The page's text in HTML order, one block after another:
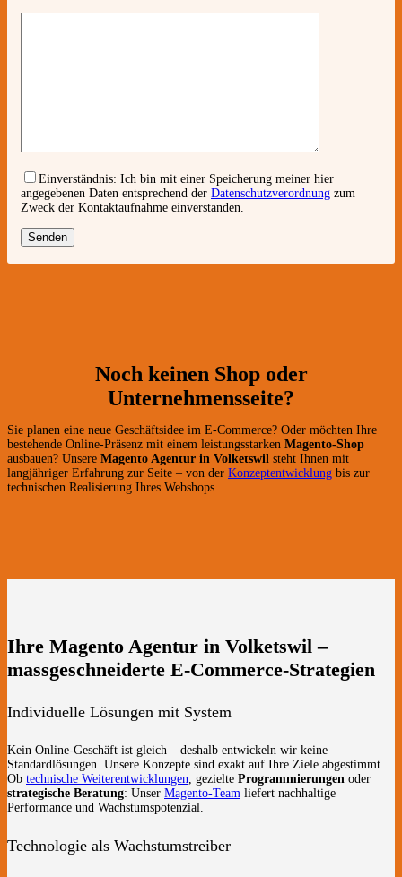
Einverständnis: Ich bin mit einer Speicherung meiner hier
angegebenen Daten entsprechend der Datenschutzverordnung zum
Zweck der Kontaktaufnahme einverstanden.
Noch keinen Shop oder
Unternehmensseite?
Sie planen eine neue Geschäftsidee im E-Commerce? Oder möchten Ihre
bestehende Online-Präsenz mit einem leistungsstarken Magento-Shop
ausbauen? Unsere Magento Agentur in Volketswil steht Ihnen mit
langjähriger Erfahrung zur Seite – von der Konzeptentwicklung bis zur
technischen Realisierung Ihres Webshops.
Ihre Magento Agentur in Volketswil –
massgeschneiderte E-Commerce-Strategien
Individuelle Lösungen mit System
Kein Online-Geschäft ist gleich – deshalb entwickeln wir keine
Standardlösungen. Unsere Konzepte sind exakt auf Ihre Ziele abgestimmt.
Ob technische Weiterentwicklungen , gezielte Programmierungen oder
strategische Beratung: Unser Magento-Team liefert nachhaltige
Performance und Wachstumspotenzial.
Technologie als Wachstumstreiber